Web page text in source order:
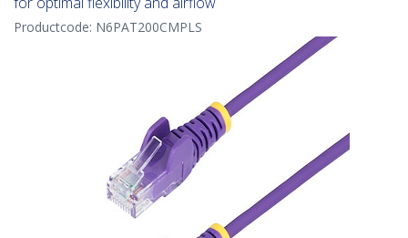
Productcode: N6PAT200CMPLS